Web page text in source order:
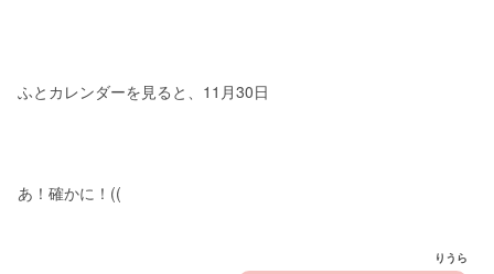
ふとカレンダーを見ると、11月30日
あ！確かに！((
りうら